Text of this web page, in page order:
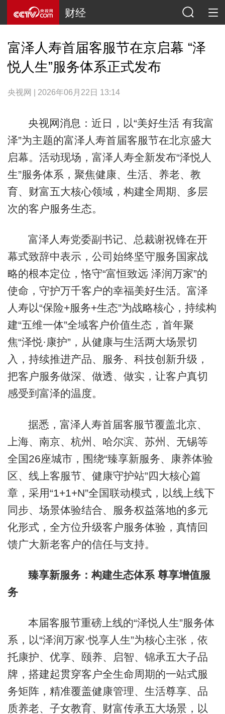
财经
富泽人寿首届客服节在京启幕 “泽
悦人生”服务体系正式发布
央视网 | 2026年06月22日 13:14
央视网消息：近日，以“美好生活 有我富
泽”为主题的富泽人寿首届客服节在北京盛大
启幕。活动现场，富泽人寿全新发布“泽悦人
生”服务体系，聚焦健康、生活、养老、教
育、财富五大核心领域，构建全周期、多层
次的客户服务生态。
富泽人寿党委副书记、总裁谢祝锋在开
幕式致辞中表示，公司始终坚守服务国家战
略的根本定位，恪守“富恒致远 泽润万家”的
使命，守护万千客户的幸福美好生活。富泽
人寿以“保险+服务+生态”为战略核心，持续构
建“五维一体”全域客户价值生态，首年聚
焦“泽悦·康护”，从健康与生活两大场景切
入，持续推进产品、服务、科技创新升级，
把客户服务做深、做透、做实，让客户真切
感受到富泽的温度。
据悉，富泽人寿首届客服节覆盖北京、
上海、南京、杭州、哈尔滨、苏州、无锡等
全国26座城市，围绕“臻享新服务、康养体验
区、线上客服节、健康守护站”四大核心篇
章，采用“1+1+N”全国联动模式，以线上线下
同步、场景体验结合、服务权益落地的多元
化形式，全方位升级客户服务体验，真情回
馈广大新老客户的信任与支持。
臻享新服务：构建生态体系 尊享增值服
务
本届客服节重磅上线的“泽悦人生”服务体
系，以“泽润万家·悦享人生”为核心主张，依
托康护、优享、颐养、启智、锦承五大子品
牌，搭建起贯穿客户全生命周期的一站式服
务矩阵，精准覆盖健康管理、生活尊享、品
质养老、子女教育、财富传承五大场景，以